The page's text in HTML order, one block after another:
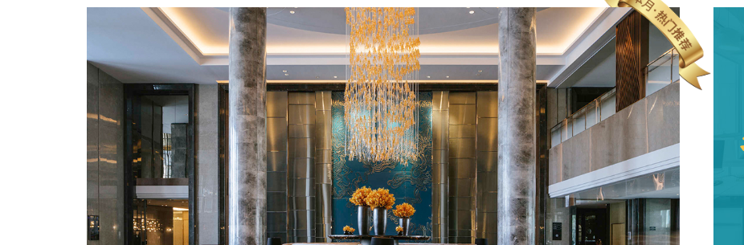
卓越铂尔曼酒店
五星级酒店 | 28000m² | 混搭风
查看详情 算算这么装修多少钱